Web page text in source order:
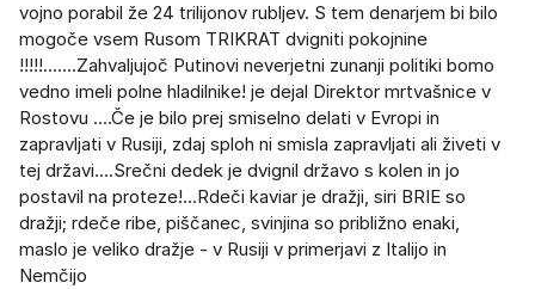
vojno porabil že 24 trilijonov rubljev. S tem denarjem bi bilo
mogoče vsem Rusom TRIKRAT dvigniti pokojnine
!!!!!.......Zahvaljujoč Putinovi neverjetni zunanji politiki bomo
vedno imeli polne hladilnike! je dejal Direktor mrtvašnice v
Rostovu ....Če je bilo prej smiselno delati v Evropi in
zapravljati v Rusiji, zdaj sploh ni smisla zapravljati ali živeti v
tej državi....Srečni dedek je dvignil državo s kolen in jo
postavil na proteze!...Rdeči kaviar je dražji, siri BRIE so
dražji; rdeče ribe, piščanec, svinjina so približno enaki,
maslo je veliko dražje - v Rusiji v primerjavi z Italijo in
Nemčijo